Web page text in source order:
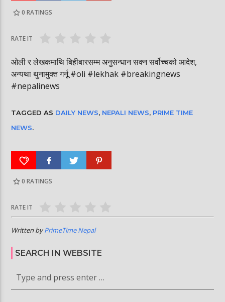
आर्या निशान्त हालै ‘मिस नेपाल इन्टरनेसनल २०२६’
0 RATINGS
RATE IT
ओली र लेखकमाथि बिहीबारसम्म अनुसन्धान सक्न सर्वोच्चको आदेश,
अन्यथा थुनामुक्त गर्नू #oli #lekhak #breakingnews
#nepalinews
TAGGED AS DAILY NEWS, NEPALI NEWS, PRIME TIME
NEWS.
0 RATINGS
RATE IT
Written byPrimeTime Nepal
SEARCH IN WEBSITE